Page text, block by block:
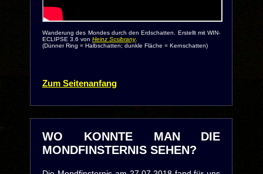
Wanderung des Mondes durch den Erdschatten. Erstellt mit WIN-
ECLIPSE 3.6 von Heinz Scsibrany.
(Dünner Ring = Halbschatten; dunkle Fläche = Kernschatten)
Zum Seitenanfang
WO KONNTE MAN DIE
MONDFINSTERNIS SEHEN?